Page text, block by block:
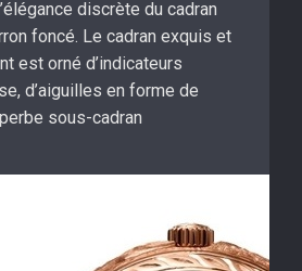
discrète du cadran
foncé. Le cadran exquis et
est orné d’indicateurs
d’aiguilles en forme de
sous-cadran